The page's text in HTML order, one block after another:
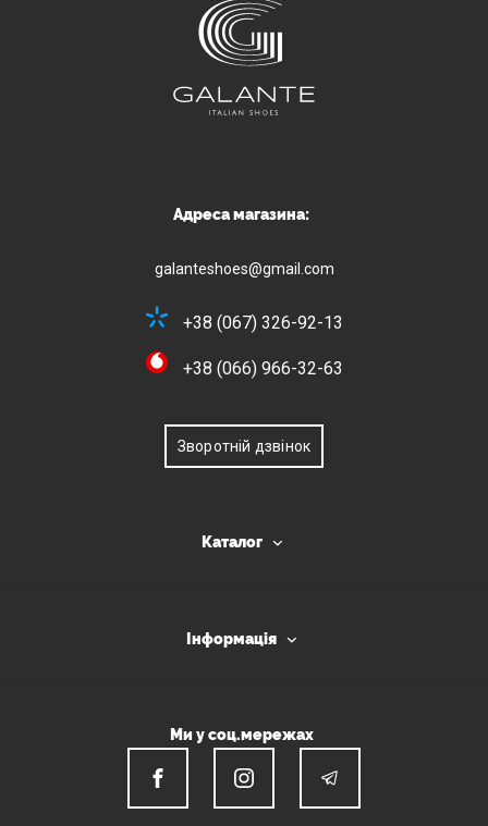
Адреса магазина:
galanteshoes@gmail.com
+38 (067) 326-92-13
+38 (066) 966-32-63
Зворотній дзвінок
Каталог
Інформація
Ми у соц.мережах